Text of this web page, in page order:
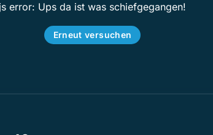
js error: Ups da ist was schiefgegangen!
Erneut versuchen